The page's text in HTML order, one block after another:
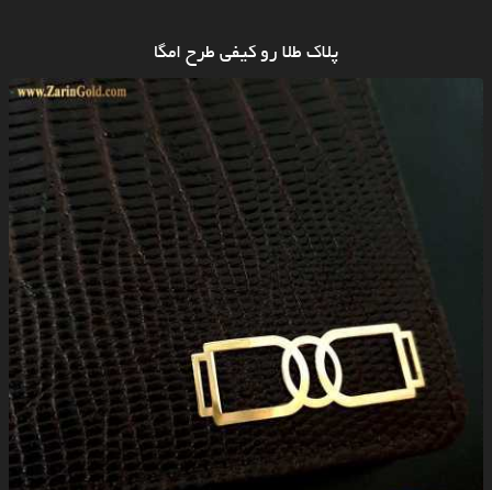
پلاک طلا رو کیفی طرح امگا